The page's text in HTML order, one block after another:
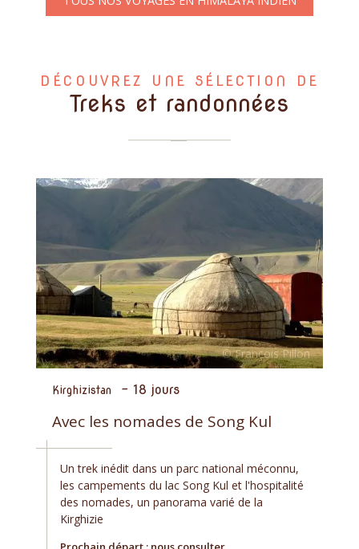
DÉCOUVREZ UNE SÉLECTION DE
Treks et randonnées
Kirghizistan - 18 jours
Avec les nomades de Song Kul
Un trek inédit dans un parc national méconnu,
les campements du lac Song Kul et l'hospitalité
des nomades, un panorama varié de la
Kirghizie